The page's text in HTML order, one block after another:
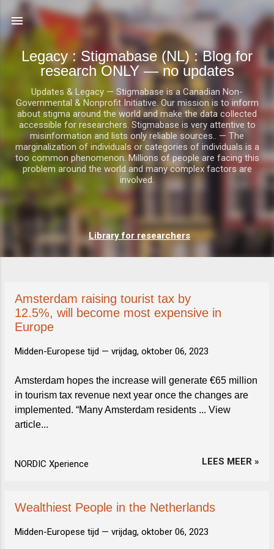
Doorgaan naar hoofdcontent
Legacy : Stigmabase (NL) : Blog for
research ONLY — no updates
Updates & Legacy — Stigmabase is a Canadian Non-
Governmental & Nonprofit Initiative. Our mission is to inform
about stigma around the world and make the data collected
accessible for researchers. Stigmabase is very attentive to
misinformation and lists only reliable sources.. — The
marginalization of individuals or categories of individuals is a
too common phenomenon. Millions of people are facing this
problem around the world and many complex factors are
involved.
s
Library for researchers
Amsterdam raising tourist tax by
12.5%, will become most expensive in
Europe
Midden-Europese tijd — vrijdag, oktober 06, 2023
Amsterdam hopes the increase will generate €65 million
in tourism tax revenue next year once the changes are
implemented. “Many Amsterdam residents ... View
article...
NORDIC Xperience LEES MEER »
Wealthiest People in the Netherlands
Midden-Europese tijd — vrijdag, oktober 06, 2023